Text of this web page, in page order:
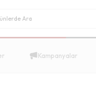
Kampanyalar